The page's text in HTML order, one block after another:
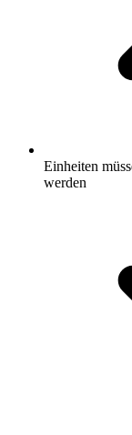
Einheiten
werden